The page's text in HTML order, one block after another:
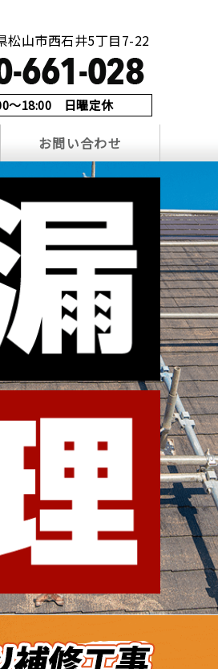
松山市西石井5丁目7-22
～18:00 日曜定休
お問い合わせ